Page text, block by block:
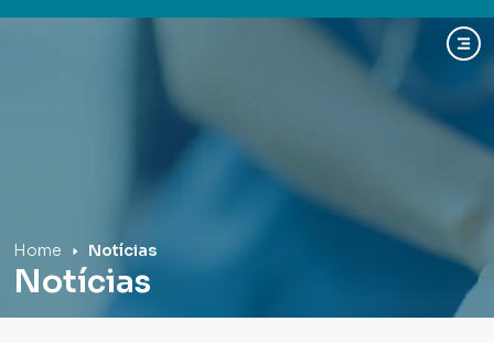
Home Notícias
Notícias